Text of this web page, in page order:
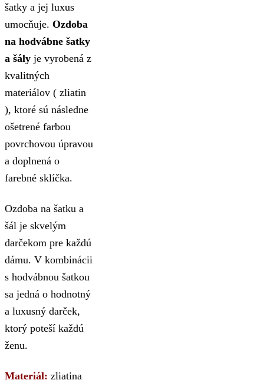
šatky a jej luxus
umocňuje. Ozdoba
na hodvábne šatky
a šály je vyrobená z
kvalitných
materiálov ( zliatin
), ktoré sú následne
ošetrené farbou
povrchovou úpravou
a doplnená o
farebné sklíčka.
Ozdoba na šatku a
šál je skvelým
darčekom pre každú
dámu. V kombinácii
s hodvábnou šatkou
sa jedná o hodnotný
a luxusný darček,
ktorý poteší každú
ženu.
Materiál: zliatina